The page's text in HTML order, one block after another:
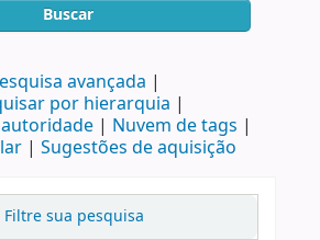
Buscar
avançada
por hierarquia
Nuvem de tags
Sugestões de aquisição
Filtre sua pesquisa